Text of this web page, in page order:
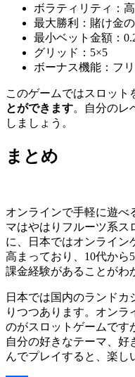
ボラティリティ：高
最大勝利：賭け金
最小ベット金額：
グリッド：5×5
ボーナス機能：フ
このゲームではスロット
とができます。自分のレ
しましょう。
まとめ
オンラインで手軽に遊べ
マはやはりフルーツ系ス
に、日本ではオンライン
高まっており、10代から
課金経験があることがわ
日本では国内のランド
りつつあります。オンラ
のがスロットゲームです
自分の好きなテーマ、好
んでプレイすると、楽し